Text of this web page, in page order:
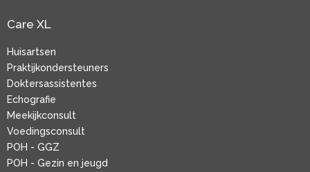
Care XL
Huisartsen
Praktijkondersteuners
Doktersassistentes
Echografie
Meekijkconsult
Voedingsconsult
POH - GGZ
POH - Gezin en jeugd